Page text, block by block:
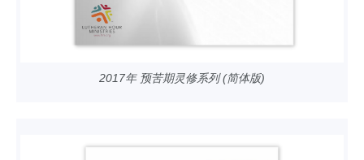
2017年 预苦期灵修系列 (简体版)